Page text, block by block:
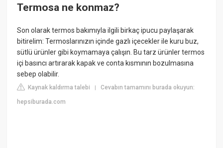
Termosa ne konmaz?
Son olarak termos bakımıyla ilgili birkaç ipucu paylaşarak
bitirelim: Termoslarınızın içinde gazlı içecekler ile kuru buz,
sütlü ürünler gibi koymamaya çalışın. Bu tarz ürünler termos
içi basıncı artırarak kapak ve conta kısmının bozulmasına
sebep olabilir.
Kaynak kaldırma talebi |Cevabın tamamını burada okuyun:
hepsiburada.com